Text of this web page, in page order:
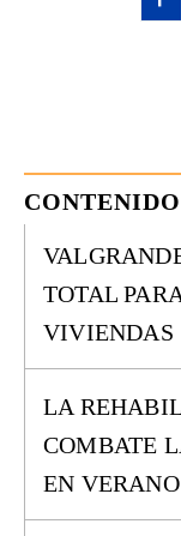
TOTAL
VIVIENDAS
LA
COMBATE
EN VERANO